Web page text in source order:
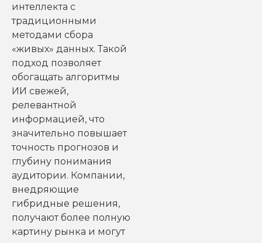
интеллекта с
традиционными
методами сбора
«живых» данных. Такой
подход позволяет
обогащать алгоритмы
ИИ свежей,
релевантной
информацией, что
значительно повышает
точность прогнозов и
глубину понимания
аудитории. Компании,
внедряющие
гибридные решения,
получают более полную
картину рынка и могут